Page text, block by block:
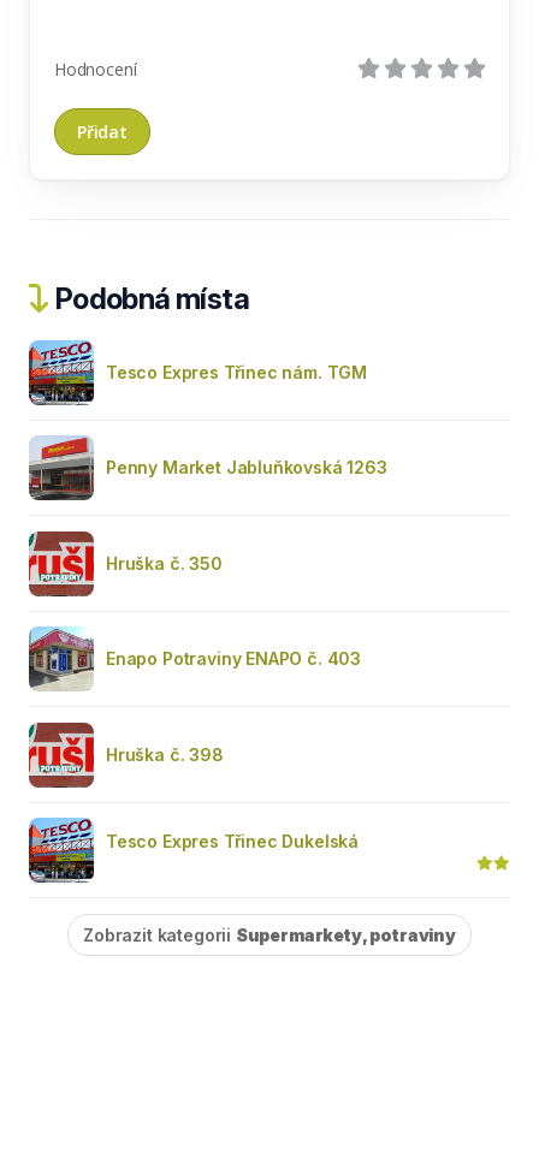
Hodnocení
Podobná místa
Tesco Expres Třinec nám. TGM
Penny Market Jabluňkovská 1263
Hruška č. 350
Enapo Potraviny ENAPO č. 403
Hruška č. 398
Tesco Expres Třinec Dukelská
Zobrazit kategorii Supermarkety, potraviny